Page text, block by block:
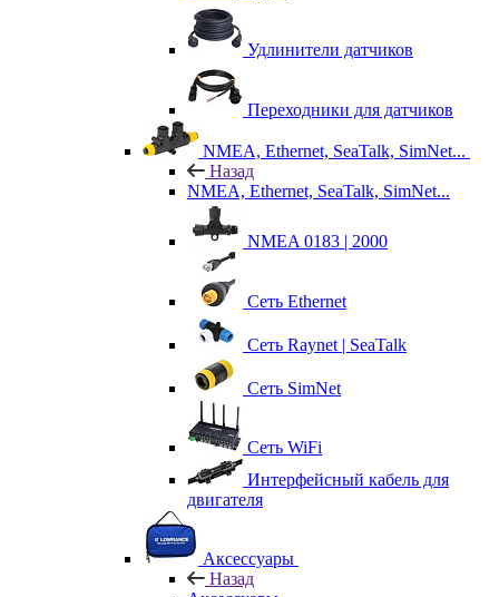
Удлинители датчиков
Переходники для датчиков
NMEA, Ethernet, SeaTalk, SimNet...
Назад
NMEA, Ethernet, SeaTalk, SimNet...
NMEA 0183 | 2000
Сеть Ethernet
Сеть Raynet | SeaTalk
Сеть SimNet
Сеть WiFi
Интерфейсный кабель для
двигателя
Аксессуары
Назад